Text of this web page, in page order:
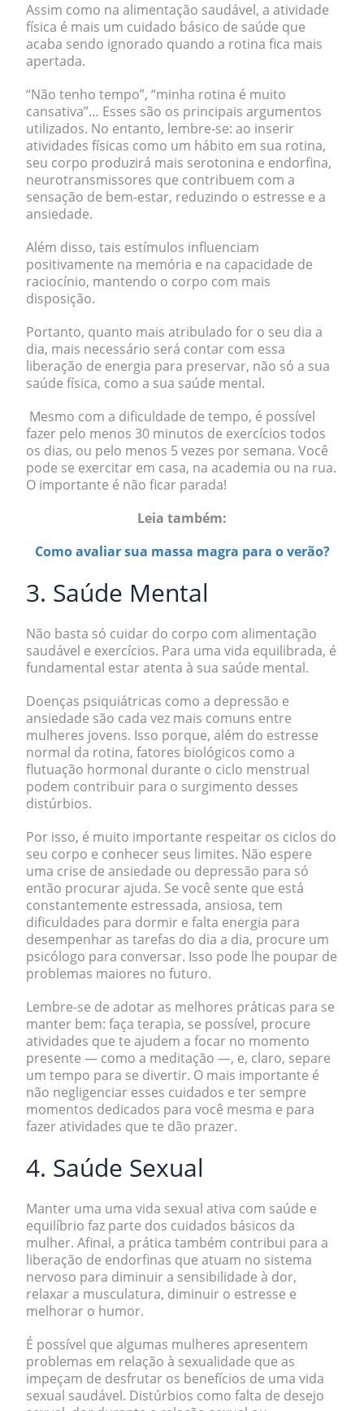
Assim como na alimentação saudável, a atividade
física é mais um cuidado básico de saúde que
acaba sendo ignorado quando a rotina fica mais
apertada.
“Não tenho tempo”, “minha rotina é muito
cansativa”… Esses são os principais argumentos
utilizados. No entanto, lembre-se: ao inserir
atividades físicas como um hábito em sua rotina,
seu corpo produzirá mais serotonina e endorfina,
neurotransmissores que contribuem com a
sensação de bem-estar, reduzindo o estresse e a
ansiedade.
Além disso, tais estímulos influenciam
positivamente na memória e na capacidade de
raciocínio, mantendo o corpo com mais
disposição.
Portanto, quanto mais atribulado for o seu dia a
dia, mais necessário será contar com essa
liberação de energia para preservar, não só a sua
saúde física, como a sua saúde mental.
Mesmo com a dificuldade de tempo, é possível
fazer pelo menos 30 minutos de exercícios todos
os dias, ou pelo menos 5 vezes por semana. Você
pode se exercitar em casa, na academia ou na rua.
O importante é não ficar parada!
Leia também:
Como avaliar sua massa magra para o verão?
3. Saúde Mental
Não basta só cuidar do corpo com alimentação
saudável e exercícios. Para uma vida equilibrada, é
fundamental estar atenta à sua saúde mental.
Doenças psiquiátricas como a depressão e
ansiedade são cada vez mais comuns entre
mulheres jovens. Isso porque, além do estresse
normal da rotina, fatores biológicos como a
flutuação hormonal durante o ciclo menstrual
podem contribuir para o surgimento desses
distúrbios.
Por isso, é muito importante respeitar os ciclos do
seu corpo e conhecer seus limites. Não espere
uma crise de ansiedade ou depressão para só
então procurar ajuda. Se você sente que está
constantemente estressada, ansiosa, tem
dificuldades para dormir e falta energia para
desempenhar as tarefas do dia a dia, procure um
psicólogo para conversar. Isso pode lhe poupar de
problemas maiores no futuro.
Lembre-se de adotar as melhores práticas para se
manter bem: faça terapia, se possível, procure
atividades que te ajudem a focar no momento
presente — como a meditação —, e, claro, separe
um tempo para se divertir. O mais importante é
não negligenciar esses cuidados e ter sempre
momentos dedicados para você mesma e para
fazer atividades que te dão prazer.
4. Saúde Sexual
Manter uma uma vida sexual ativa com saúde e
equilíbrio faz parte dos cuidados básicos da
mulher. Afinal, a prática também contribui para a
liberação de endorfinas que atuam no sistema
nervoso para diminuir a sensibilidade à dor,
relaxar a musculatura, diminuir o estresse e
melhorar o humor.
É possível que algumas mulheres apresentem
problemas em relação à sexualidade que as
impeçam de desfrutar os benefícios de uma vida
sexual saudável. Distúrbios como falta de desejo